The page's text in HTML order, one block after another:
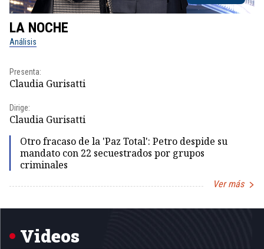
LA NOCHE
Análisis
Presenta:
Claudia Gurisatti
Dirige:
Claudia Gurisatti
Otro fracaso de la 'Paz Total': Petro despide su
mandato con 22 secuestrados por grupos
criminales
Ver más
1
Videos